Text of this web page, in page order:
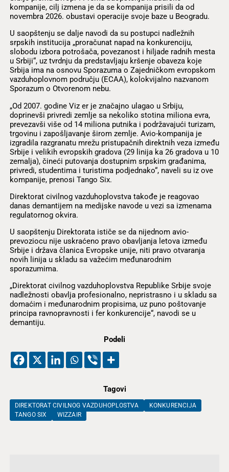
kompanije, cilj izmena je da se kompanija prisili da od
novembra 2026. obustavi operacije svoje baze u Beogradu.
U saopštenju se dalje navodi da su postupci nadležnih
srpskih institucija „proračunat napad na konkurenciju,
slobodu izbora potrošača, povezanost i hiljade radnih mesta
u Srbiji“, uz tvrdnju da predstavljaju kršenje obaveza koje
Srbija ima na osnovu Sporazuma o Zajedničkom evropskom
vazduhoplovnom području (ECAA), kolokvijalno nazvanom
Sporazum o Otvorenom nebu.
„Od 2007. godine Viz er je značajno ulagao u Srbiju,
doprinevši privredi zemlje sa nekoliko stotina miliona evra,
prevezavši više od 14 miliona putnika i podržavajući turizam,
trgovinu i zapošljavanje širom zemlje. Avio-kompanija je
izgradila razgranatu mrežu pristupačnih direktnih veza između
Srbije i velikih evropskih gradova (29 linija ka 26 gradova u 10
zemalja), čineći putovanja dostupnim srpskim građanima,
privredi, studentima i turistima podjednako“, naveli su iz ove
kompanije, prenosi Tango Six.
Direktorat civilnog vazduhoplovstva takođe je reagovao
danas demantijem na medijske navode u vezi sa izmenama
regulatornog okvira.
U saopštenju Direktorata ističe se da nijednom avio-
prevoziocu nije uskraćeno pravo obavljanja letova između
Srbije i država članica Evropske unije, niti pravo otvaranja
novih linija u skladu sa važećim međunarodnim
sporazumima.
„Direktorat civilnog vazduhoplovstva Republike Srbije svoje
nadležnosti obavlja profesionalno, nepristrasno i u skladu sa
domaćim i međunarodnim propisima, uz puno poštovanje
principa ravnopravnosti i fer konkurencije“, navodi se u
demantiju.
Podeli
Tagovi
DIREKTORAT CIVILNOG VAZDUHOPLOSTVA
KONKURENCIJA
TANGO SIX
WIZZAIR